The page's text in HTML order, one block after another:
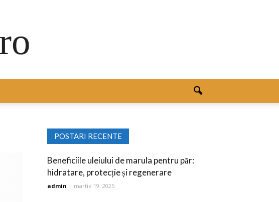
POSTARI RECENTE
Beneficiile uleiului de marula pentru păr:
hidratare, protecție și regenerare
admin - martie 19, 2025